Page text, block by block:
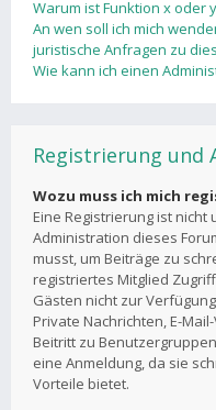
Warum ist Funktion x oder
An wen soll ich mich
juristische Anfragen zu
Wie kann ich einen
Registrierung und
Wozu muss ich mich
Eine Registrierung ist
Administration dieses
musst, um Beiträge zu
registriertes Mitglied
Gästen nicht zur
Private Nachrichten, E-
Beitritt zu
eine Anmeldung, da sie
Vorteile bietet.